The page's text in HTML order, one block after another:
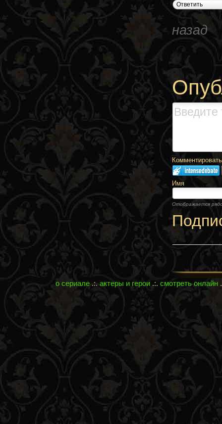
Ответить
назад
Имя
Отображается
о сериале.:.актеры и герои .:.смотреть онлайн